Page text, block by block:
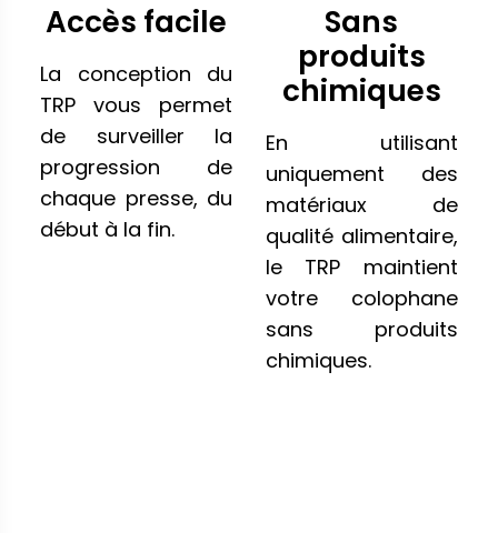
Accès facile
La conception du
TRP vous permet
de surveiller la
progression de
chaque presse, du
début à la fin.
Sans
produits
chimiques
En utilisant
uniquement des
matériaux de
qualité alimentaire,
le TRP maintient
votre colophane
sans produits
chimiques.